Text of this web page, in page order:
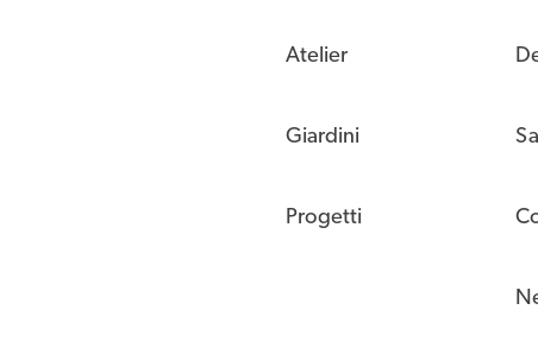
Atelier
Giardini
Progetti